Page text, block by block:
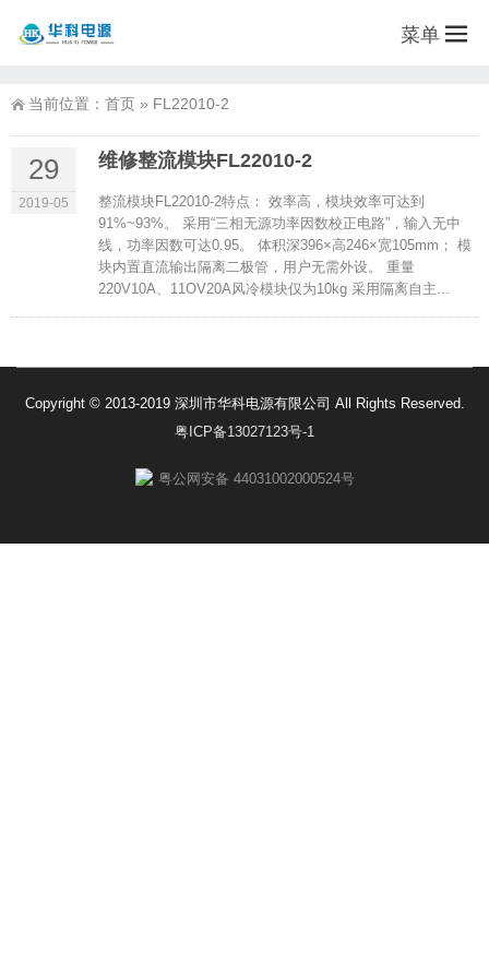
菜单
当前位置： 首页 » FL22010-2
29
2019-05
维修整流模块FL22010-2
整流模块FL22010-2特点： 效率高，模块效率可达到
91%~93%。 采用“三相无源功率因数校正电路”，输入无中
线，功率因数可达0.95。 体积深396×高246×宽105mm； 模
块内置直流输出隔离二极管，用户无需外设。 重量
220V10A、11OV20A风冷模块仅为10kg 采用隔离自主...
Copyright © 2013-2019 深圳市华科电源有限公司 All Rights Reserved.
粤ICP备13027123号-1
粤公网安备 44031002000524号